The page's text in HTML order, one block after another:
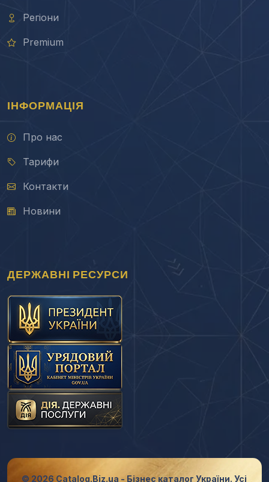
Регіони
Premium
ІНФОРМАЦІЯ
Про нас
Тарифи
Контакти
Новини
ДЕРЖАВНІ РЕСУРСИ
© 2026 Catalog.Biz.ua - Бізнес каталог України. Усі